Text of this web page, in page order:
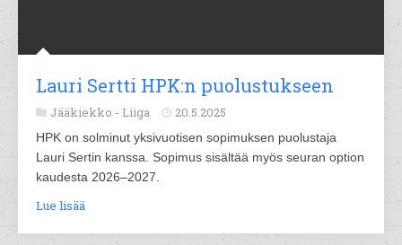
Lauri Sertti HPK:n puolustukseen
Jääkiekko - Liiga 20.5.2025
HPK on solminut yksivuotisen sopimuksen puolustaja
Lauri Sertin kanssa. Sopimus sisältää myös seuran option
kaudesta 2026–2027.
Lue lisää